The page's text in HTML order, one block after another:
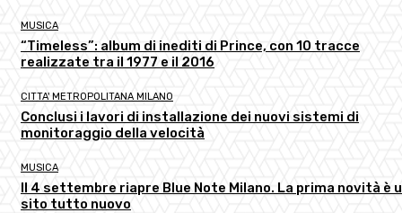
MUSICA
“Timeless”: album di inediti di Prince, con 10 tracce
realizzate tra il 1977 e il 2016
CITTA' METROPOLITANA MILANO
Conclusi i lavori di installazione dei nuovi sistemi di
monitoraggio della velocità
MUSICA
Il 4 settembre riapre Blue Note Milano. La prima novità è
sito tutto nuovo